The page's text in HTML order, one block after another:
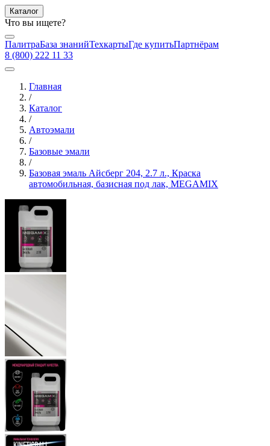
Каталог
Что вы ищете?
ПалитраБаза знанийТехкартыГде купитьПартнёрам
8 (800) 222 11 33
Главная
/
Каталог
/
Автоэмали
/
Базовые эмали
/
Базовая эмаль Айсберг 204, 2.7 л., Краска
автомобильная, базисная под лак, MEGAMIX